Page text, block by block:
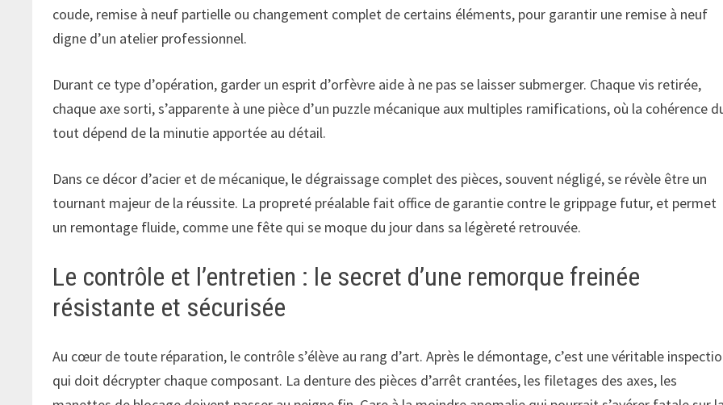
coude, remise à neuf partielle ou changement complet de certains éléments, pour garantir une remise à neuf
digne d’un atelier professionnel.
Durant ce type d’opération, garder un esprit d’orfèvre aide à ne pas se laisser submerger. Chaque vis retirée,
chaque axe sorti, s’apparente à une pièce d’un puzzle mécanique aux multiples ramifications, où la cohérence
tout dépend de la minutie apportée au détail.
Dans ce décor d’acier et de mécanique, le dégraissage complet des pièces, souvent négligé, se révèle être un
tournant majeur de la réussite. La propreté préalable fait office de garantie contre le grippage futur, et permet
un remontage fluide, comme une fête qui se moque du jour dans sa légèreté retrouvée.
Le contrôle et l’entretien : le secret d’une remorque freinée
résistante et sécurisée
Au cœur de toute réparation, le contrôle s’élève au rang d’art. Après le démontage, c’est une véritable
qui doit décrypter chaque composant. La denture des pièces d’arrêt crantées, les filetages des axes, les